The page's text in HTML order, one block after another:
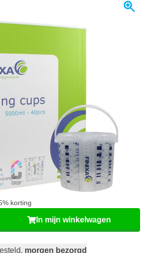
image
€ 113,
BESPAAR 5% p/st. € 107,
incl. BTW
% korting
In mijn winkelwagen
morgen bezorgd